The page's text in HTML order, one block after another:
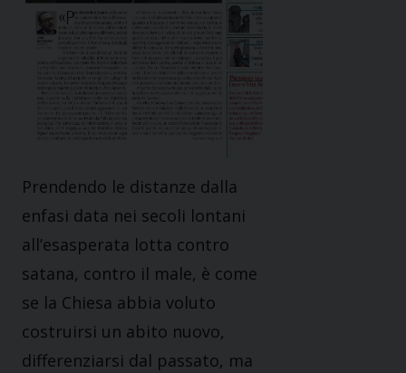
Prendendo le distanze dalla
enfasi data nei secoli lontani
all’esasperata lotta contro
satana, contro il male, è come
se la Chiesa abbia voluto
costruirsi un abito nuovo,
differenziarsi dal passato, ma